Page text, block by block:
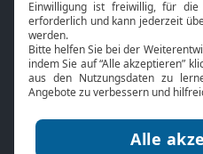
Bibel TV
Über uns
Jobs
Mediadaten